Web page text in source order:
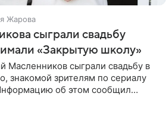
Жарова
сыграли свадьбу
«Закрытую школу»
Масленников сыграли свадьбу в
знакомой зрителям по сериалу
об этом сообщил